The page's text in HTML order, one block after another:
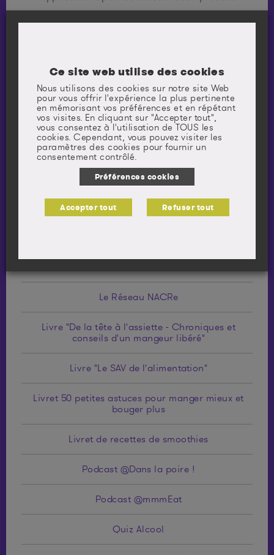
Application Try Dry: Dry January® & beyond
Cancer & alcool : ce qu'il faut savoir
Compte Instagram @1repas1euro
Compte Instagram @clem_le_diet
Compte Instagram @mathildemeny_dietetique
Compte Instagram @violette.diet
Le Réseau NACRe
Livre "De la tête à l'assiette - Chroniques et
conseils d'un mangeur libéré"
Livre "Le SAV de l'alimentation"
Livret 50 petites astuces pour manger mieux et
bouger plus
Livret de recettes de smoothies
Podcast @Dans la poire !
Podcast @mmmEat
Quiz Alcool
Ce site web utilise des cookies
Nous utilisons des cookies sur notre site Web
pour vous offrir l'expérience la plus pertinente
en mémorisant vos préférences et en répétant
vos visites. En cliquant sur "Accepter tout",
vous consentez à l'utilisation de TOUS les
cookies. Cependant, vous pouvez visiter les
paramètres des cookies pour fournir un
consentement contrôlé.
Préférences cookies
Accepter tout Refuser tout